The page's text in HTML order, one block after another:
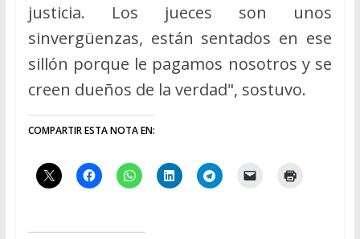
justicia. Los jueces son unos
sinvergüenzas, están sentados en ese
sillón porque le pagamos nosotros y se
creen dueños de la verdad", sostuvo.
COMPARTIR ESTA NOTA EN: